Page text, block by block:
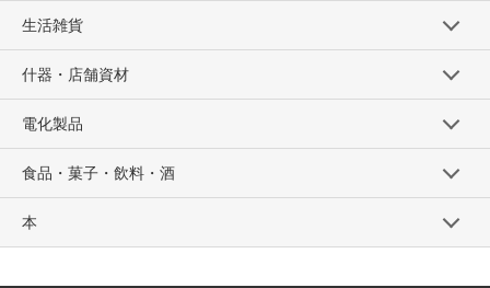
生活雑貨
什器・店舗資材
電化製品
食品・菓子・飲料・酒
本